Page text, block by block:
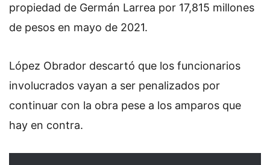
propiedad de Germán Larrea por 17,815 millones
de pesos en mayo de 2021.
López Obrador descartó que los funcionarios
involucrados vayan a ser penalizados por
continuar con la obra pese a los amparos que
hay en contra.